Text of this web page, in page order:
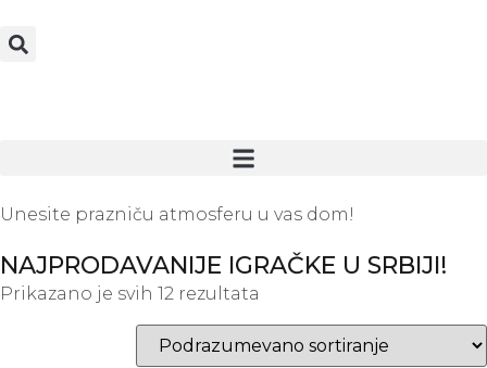
Unesite prazniču atmosferu u vas dom!
NAJPRODAVANIJE IGRAČKE U SRBIJI!
Prikazano je svih 12 rezultata